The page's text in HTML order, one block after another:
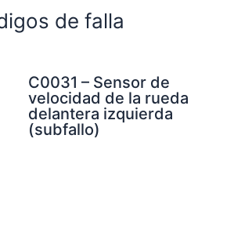
de falla
C0031 – Sensor de
velocidad de la rueda
delantera izquierda
(subfallo)